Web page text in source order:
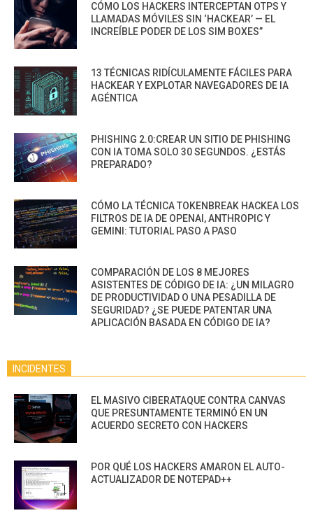
CÓMO LOS HACKERS INTERCEPTAN OTPS Y
LLAMADAS MÓVILES SIN ‘HACKEAR’ — EL
INCREÍBLE PODER DE LOS SIM BOXES”
13 TÉCNICAS RIDÍCULAMENTE FÁCILES PARA
HACKEAR Y EXPLOTAR NAVEGADORES DE IA
AGÉNTICA
PHISHING 2.0:CREAR UN SITIO DE PHISHING
CON IA TOMA SOLO 30 SEGUNDOS. ¿ESTÁS
PREPARADO?
CÓMO LA TÉCNICA TOKENBREAK HACKEA LOS
FILTROS DE IA DE OPENAI, ANTHROPIC Y
GEMINI: TUTORIAL PASO A PASO
COMPARACIÓN DE LOS 8 MEJORES
ASISTENTES DE CÓDIGO DE IA: ¿UN MILAGRO
DE PRODUCTIVIDAD O UNA PESADILLA DE
SEGURIDAD? ¿SE PUEDE PATENTAR UNA
APLICACIÓN BASADA EN CÓDIGO DE IA?
INCIDENTES
EL MASIVO CIBERATAQUE CONTRA CANVAS
QUE PRESUNTAMENTE TERMINÓ EN UN
ACUERDO SECRETO CON HACKERS
POR QUÉ LOS HACKERS AMARON EL AUTO-
ACTUALIZADOR DE NOTEPAD++